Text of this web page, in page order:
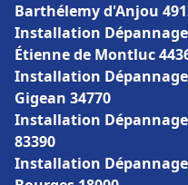
Barthélemy d'Anjou
Installation
Étienne de Montluc
Installation
Gigean 34770
Installation
83390
Installation